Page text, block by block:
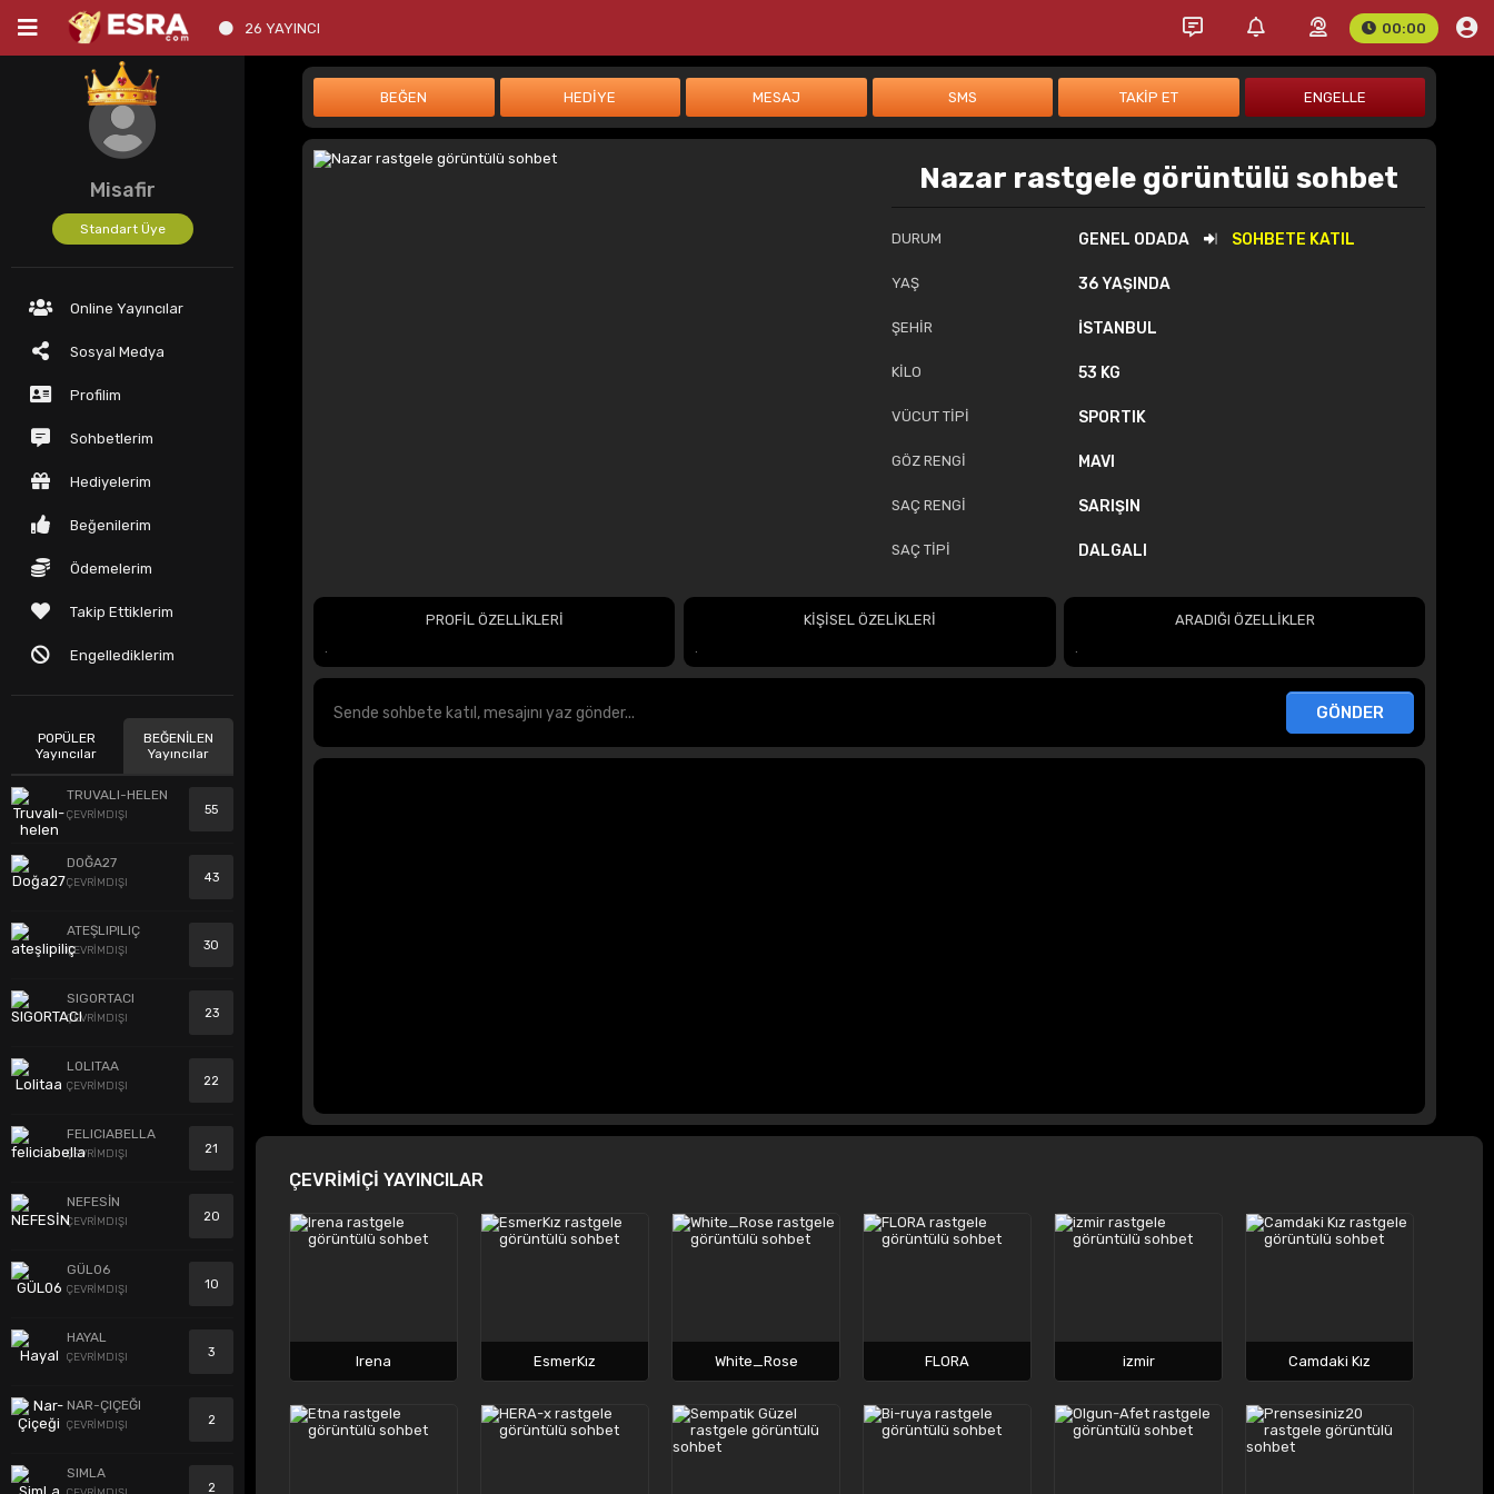
26 YAYINCI 00:00
Misafir
Standart Üye
Online Yayıncılar
Sosyal Medya
Profilim
Sohbetlerim
Hediyelerim
Beğenilerim
Ödemelerim
Takip Ettiklerim
Engellediklerim
POPÜLER
Yayıncılar
BEĞENİLEN
Yayıncılar
TRUVALI-HELEN
ÇEVRİMDIŞI 55
DOĞA27
ÇEVRİMDIŞI 43
ATEŞLIPILIÇ
ÇEVRİMDIŞI 30
SIGORTACI
ÇEVRİMDIŞI 23
LOLITAA
ÇEVRİMDIŞI 22
FELICIABELLA
ÇEVRİMDIŞI 21
NEFESİN
ÇEVRİMDIŞI 20
GÜL06
ÇEVRİMDIŞI 10
HAYAL
ÇEVRİMDIŞI 3
NAR-ÇIÇEĞI
ÇEVRİMDIŞI 2
SIMLA
2
Nazar rastgele görüntülü sohbet
DURUM GENEL ODADA SOHBETE KATIL
YAŞ 36 YAŞINDA
ŞEHİR İSTANBUL
KİLO 53 KG
VÜCUT TİPİ SPORTIK
GÖZ RENGİ MAVI
SAÇ RENGİ SARIŞIN
SAÇ TİPİ DALGALI
PROFİL ÖZELLİKLERİ
.
KİŞİSEL ÖZELİKLERİ
.
ARADIĞI ÖZELLİKLER
.
ÇEVRİMİÇİ YAYINCILAR
Irena EsmerKız White_Rose FLORA izmir Camdaki Kız